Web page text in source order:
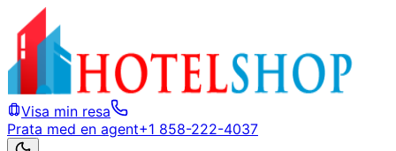
Visa min resa
Prata med en agent+1 858-222-4037